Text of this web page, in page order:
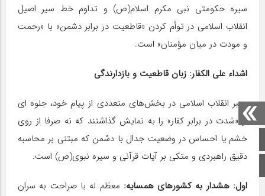
صفحه اصلی
اینستاگرام
سیره حکومتی نبی مکرم اسلام(ص) و تداوم خط سیر اصیل
انقلاب اسلامی در توأم کردن «قاطعیت در برابر دشمن» با «رحمت
و مودت در میان مؤمنان» است.
اشداء علی الکفار: زبان قاطعیت و بازدارندگی
رهبر انقلاب اسلامی در بخش‌های متعددی از پیام خود، جلوه ای
از «شدت در برابر کفار» را به نمایش گذاشتند که نه صرفا از روی
خشم یا احساس در وضعیت جدال با دشمن که مبتنی بر محاسبه
دقیق راهبردی و متکی بر آیات قرآنی و سیره نبوی(ص) است.
اول: هشدار به کشورهای همسایه: معظم له با صراحت به سران